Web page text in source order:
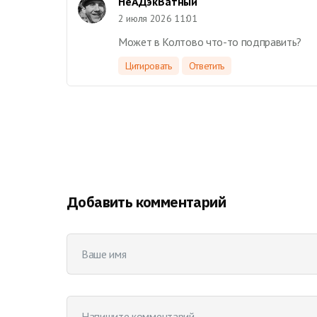
2 июля 2026 11:01
Может в Колтово что-то подправить?
Цитировать Ответить
Добавить комментарий